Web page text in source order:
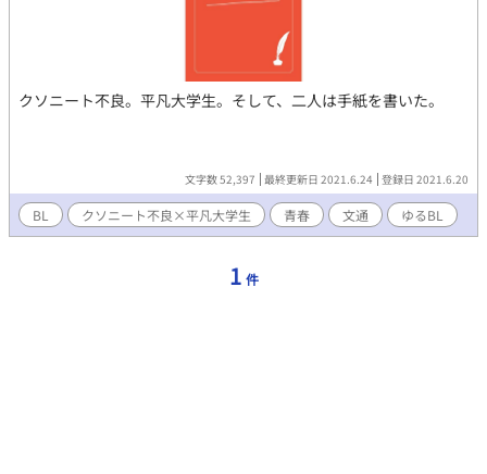
クソニート不良。平凡大学生。そして、二人は手紙を書いた。
文字数 52,397 最終更新日 2021.6.24 登録日 2021.6.20
BL クソニート不良×平凡大学生 青春 文通 ゆるBL
1 件